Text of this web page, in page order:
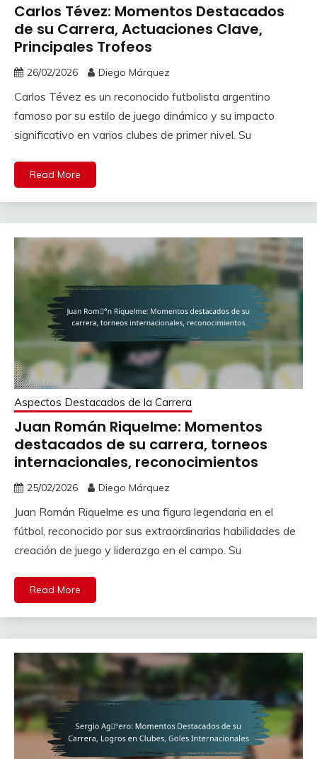
Carlos Tévez: Momentos Destacados
de su Carrera, Actuaciones Clave,
Principales Trofeos
26/02/2026 Diego Márquez
Carlos Tévez es un reconocido futbolista argentino
famoso por su estilo de juego dinámico y su impacto
significativo en varios clubes de primer nivel. Su
Read More
Aspectos Destacados de la Carrera
Juan Román Riquelme: Momentos
destacados de su carrera, torneos
internacionales, reconocimientos
25/02/2026 Diego Márquez
Juan Román Riquelme es una figura legendaria en el
fútbol, reconocido por sus extraordinarias habilidades de
creación de juego y liderazgo en el campo. Su
Read More